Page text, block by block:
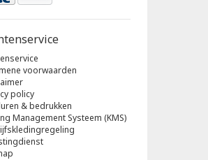
voorwaarden
policy
& bedrukken
Management Systeem (KMS)